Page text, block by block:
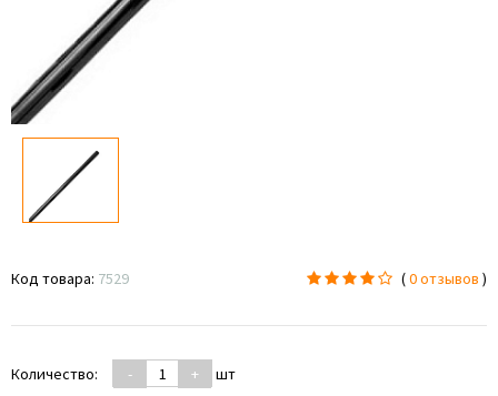
Код товара: 7529 (0 отзывов )
Количество: - + шт